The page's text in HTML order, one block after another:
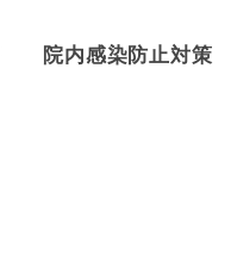
院内感染防止対策